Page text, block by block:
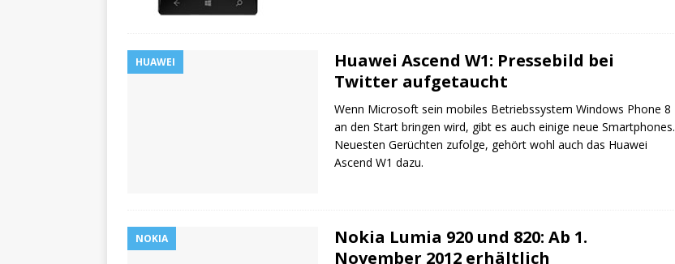
HUAWEI
Huawei Ascend W1: Pressebild bei
Twitter aufgetaucht
Wenn Microsoft sein mobiles Betriebssystem Windows Phone 8
an den Start bringen wird, gibt es auch einige neue Smartphones.
Neuesten Gerüchten zufolge, gehört wohl auch das Huawei
Ascend W1 dazu.
NOKIA
Nokia Lumia 920 und 820: Ab 1.
November 2012 erhältlich